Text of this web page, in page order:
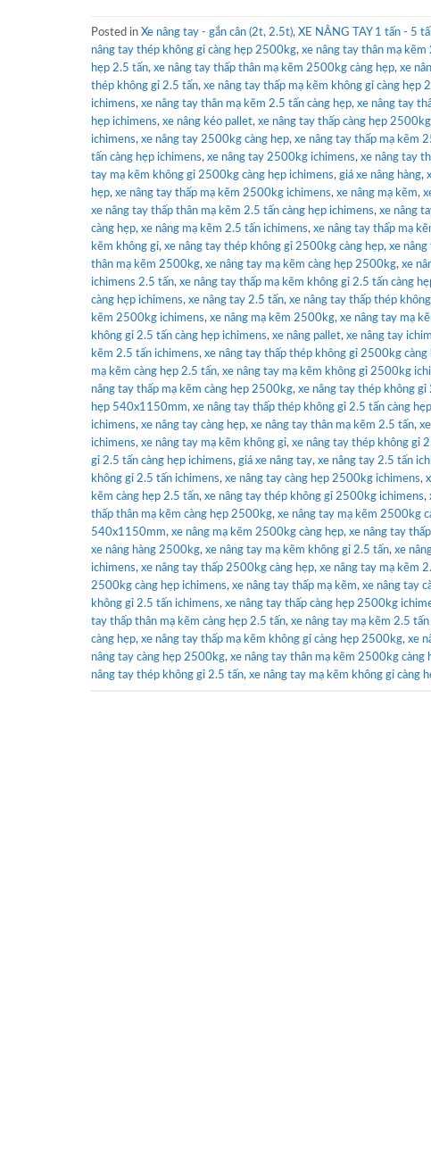
Posted in Xe nâng tay - gắn cân (2t, 2.5t), XE NÂNG TAY 1 tấn - 5
nâng tay thép không gỉ càng hẹp 2500kg, xe nâng tay thân mạ
hẹp 2.5 tấn, xe nâng tay thấp thân mạ kẽm 2500kg càng hẹp, xe
thép không gỉ 2.5 tấn, xe nâng tay thấp mạ kẽm không gỉ càng hẹp
ichimens, xe nâng tay thân mạ kẽm 2.5 tấn càng hẹp, xe nâng tay
hẹp ichimens, xe nâng kéo pallet, xe nâng tay thấp càng hẹp 2500kg
ichimens, xe nâng tay 2500kg càng hẹp, xe nâng tay thấp mạ kẽm
tấn càng hẹp ichimens, xe nâng tay 2500kg ichimens, xe nâng tay
tay mạ kẽm không gỉ 2500kg càng hẹp ichimens, giá xe nâng hàng,
hẹp, xe nâng tay thấp mạ kẽm 2500kg ichimens, xe nâng mạ kẽm,
xe nâng tay thấp thân mạ kẽm 2.5 tấn càng hẹp ichimens, xe nâng
càng hẹp, xe nâng mạ kẽm 2.5 tấn ichimens, xe nâng tay thấp mạ
kẽm không gỉ, xe nâng tay thép không gỉ 2500kg càng hẹp, xe
thân mạ kẽm 2500kg, xe nâng tay mạ kẽm càng hẹp 2500kg, xe
ichimens 2.5 tấn, xe nâng tay thấp mạ kẽm không gỉ 2.5 tấn càng
càng hẹp ichimens, xe nâng tay 2.5 tấn, xe nâng tay thấp thép
kẽm 2500kg ichimens, xe nâng mạ kẽm 2500kg, xe nâng tay mạ
không gỉ 2.5 tấn càng hẹp ichimens, xe nâng pallet, xe nâng tay
kẽm 2.5 tấn ichimens, xe nâng tay thấp thép không gỉ 2500kg càng
mạ kẽm càng hẹp 2.5 tấn, xe nâng tay mạ kẽm không gỉ 2500kg
nâng tay thấp mạ kẽm càng hẹp 2500kg, xe nâng tay thép không gỉ
hẹp 540x1150mm, xe nâng tay thấp thép không gỉ 2.5 tấn càng hẹp
ichimens, xe nâng tay càng hẹp, xe nâng tay thân mạ kẽm 2.5 tấn,
ichimens, xe nâng tay mạ kẽm không gỉ, xe nâng tay thép không gỉ
gỉ 2.5 tấn càng hẹp ichimens, giá xe nâng tay, xe nâng tay 2.5 tấn
không gỉ 2.5 tấn ichimens, xe nâng tay càng hẹp 2500kg ichimens,
kẽm càng hẹp 2.5 tấn, xe nâng tay thép không gỉ 2500kg ichimens,
thấp thân mạ kẽm càng hẹp 2500kg, xe nâng tay mạ kẽm 2500kg
540x1150mm, xe nâng mạ kẽm 2500kg càng hẹp, xe nâng tay
xe nâng hàng 2500kg, xe nâng tay mạ kẽm không gỉ 2.5 tấn, xe
ichimens, xe nâng tay thấp 2500kg càng hẹp, xe nâng tay mạ kẽm
2500kg càng hẹp ichimens, xe nâng tay thấp mạ kẽm, xe nâng tay
không gỉ 2.5 tấn ichimens, xe nâng tay thấp càng hẹp 2500kg
tay thấp thân mạ kẽm càng hẹp 2.5 tấn, xe nâng tay mạ kẽm 2.5
càng hẹp, xe nâng tay thấp mạ kẽm không gỉ càng hẹp 2500kg, xe
nâng tay càng hẹp 2500kg, xe nâng tay thân mạ kẽm 2500kg càng
nâng tay thép không gỉ 2.5 tấn, xe nâng tay mạ kẽm không gỉ càng